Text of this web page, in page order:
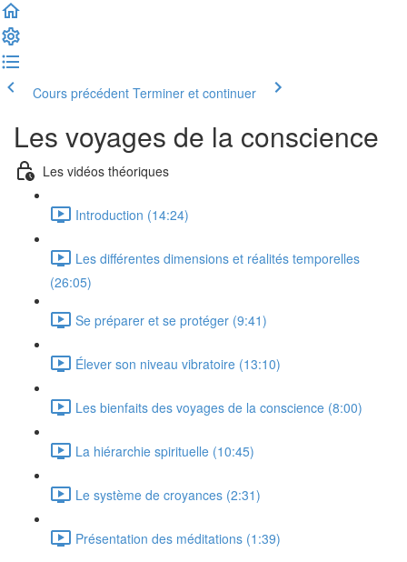
Cours précédent Terminer et continuer
Les voyages de la conscience
Les vidéos théoriques
Introduction (14:24)
Les différentes dimensions et réalités temporelles
(26:05)
Se préparer et se protéger (9:41)
Élever son niveau vibratoire (13:10)
Les bienfaits des voyages de la conscience (8:00)
La hiérarchie spirituelle (10:45)
Le système de croyances (2:31)
Présentation des méditations (1:39)